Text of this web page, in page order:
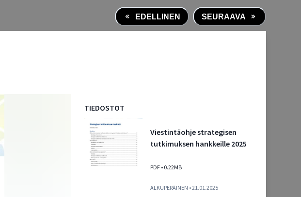
EDELLINEN SEURAAVA
TIEDOSTOT
Viestintäohje strategisen
tutkimuksen hankkeille 2025
PDF • 0.22MB
ALKUPERÄINEN • 21.01.2025